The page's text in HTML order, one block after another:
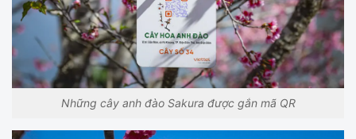
Những cây anh đào Sakura được gắn mã QR